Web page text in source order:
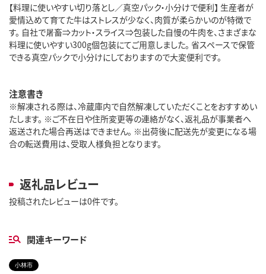
【料理に使いやすい切り落とし／真空パック・小分けで便利】 生産者が
愛情込めて育てた牛はストレスが少なく、肉質が柔らかいのが特徴で
す。 自社で屠畜⇒カット・スライス⇒包装した自慢の牛肉を、さまざまな
料理に使いやすい300g個包装にてご用意しました。 省スペースで保管
できる真空パックで小分けにしておりますので大変便利です。
注意書き
※解凍される際は、冷蔵庫内で自然解凍していただくことをおすすめい
たします。 ※ご不在日や住所変更等の連絡がなく、返礼品が事業者へ
返送された場合再送はできません。 ※出荷後に配送先が変更になる場
合の転送費用は、受取人様負担となります。
返礼品レビュー
投稿されたレビューは0件です。
関連キーワード
小林市